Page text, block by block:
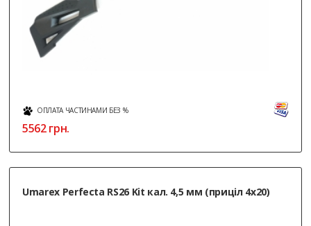
ОПЛАТА ЧАСТИНАМИ БЕЗ %
5562грн.
Umarex Perfecta RS26 Kit кал. 4,5 мм (приціл 4х20)